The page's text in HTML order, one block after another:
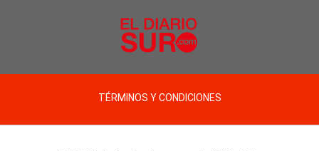
TÉRMINOS Y CONDICIONES